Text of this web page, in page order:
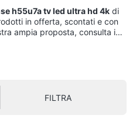
h55u7a tv led ultra hd 4k di
in offerta, scontati e con
ampia proposta, consulta i
online.
FILTRA